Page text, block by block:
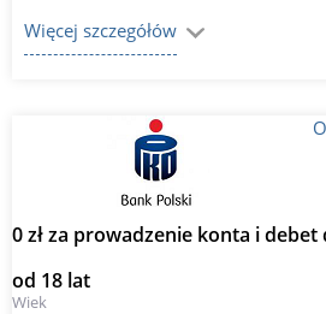
Więcej szczegółów
0 zł za prowadzenie konta i debet
od 18 lat
Wiek